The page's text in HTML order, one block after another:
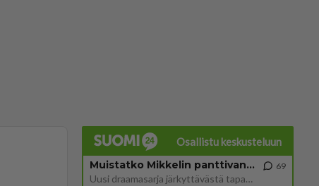
Osallistu keskusteluun
Muistatko Mikkelin panttivankidraaman?
Uusi draamasarja järkyttävästä tapauksesta on tulossa. Tositapahtumiin perustuva sarja ammentaa vuoden 1986 Mikkelin pan
69